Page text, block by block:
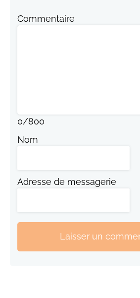
Commentaire
0/800
Nom
Adresse de messagerie
Laisser un